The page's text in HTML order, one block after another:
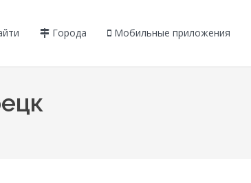
Города Мобильные приложения